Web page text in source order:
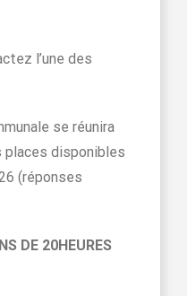
l’une des
se réunira
places disponibles
(réponses
DE 20HEURES